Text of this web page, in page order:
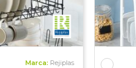
Marca: Rejiplas